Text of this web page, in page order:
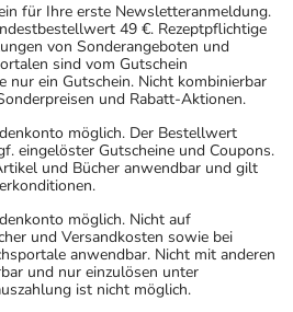
für Ihre erste Newsletteranmeldung.
49 €. Rezeptpflichtige
von Sonderangeboten und
sind vom Gutschein
nur ein Gutschein. Nicht kombinierbar
und Rabatt-Aktionen.
möglich. Der Bestellwert
eingelöster Gutscheine und Coupons.
und Bücher anwendbar und gilt
möglich. Nicht auf
und Versandkosten sowie bei
anwendbar. Nicht mit anderen
und nur einzulösen unter
ist nicht möglich.